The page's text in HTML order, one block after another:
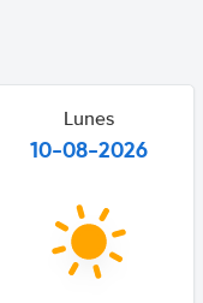
Lunes
10-08-2026